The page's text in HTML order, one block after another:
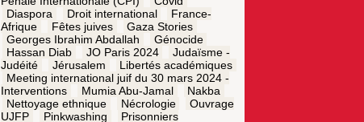
Diaspora
Droit international
France-
Afrique
Fêtes juives
Gaza Stories
Georges Ibrahim Abdallah
Génocide
Hassan Diab
JO Paris 2024
Judaïsme -
Judéité
Jérusalem
Libertés académiques
Meeting international juif du 30 mars 2024 -
Interventions
Mumia Abu-Jamal
Nakba
Nettoyage ethnique
Nécrologie
Ouvrage
UJFP
Pinkwashing
Prisonniers